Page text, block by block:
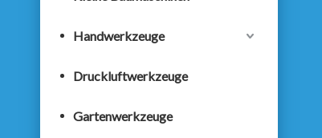
Handwerkzeuge
Druckluftwerkzeuge
Gartenwerkzeuge